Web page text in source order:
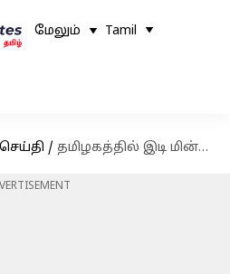
மேலும் Tamil
/ தமிழகத்தில் இடி மின்னலுடன் கூடிய மழை இருக்கும்: வானிலை ஆய்வு மையம்